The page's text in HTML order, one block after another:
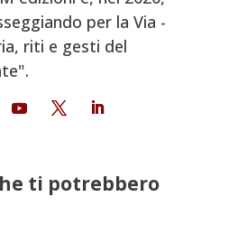
per la Via -
riti e gesti del
ti potrebbero